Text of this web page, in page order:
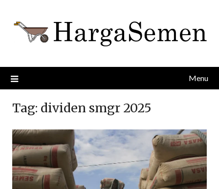
content
Menu
Tag: dividen smgr 2025